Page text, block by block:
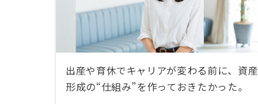
出産や育休でキャリアが変わる前に、資産
形成の“仕組み”を作っておきたかった。